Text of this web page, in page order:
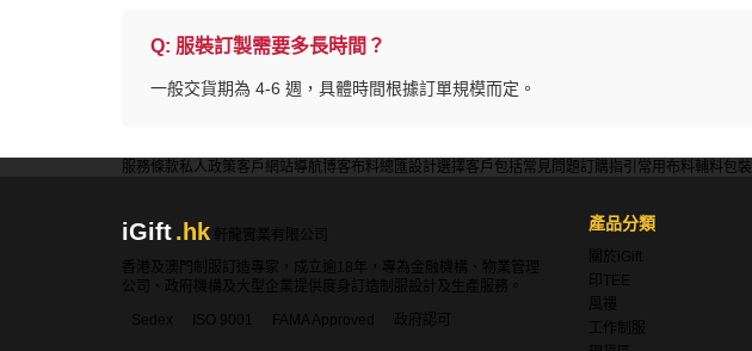
Q: 服裝訂製需要多長時間？
一般交貨期為 4-6 週，具體時間根據訂單規模而定。
服務條款私人政策客戶 網站導航博客布料總匯設計選擇客戶包括常見問題訂購指引 常用布料輔料包裝
iGift.hk
軒龍實業有限公司
香港及澳門制服訂造專家，成立逾18年，專為金融機構、物業管理
公司、政府機構及大型企業提供度身訂造制服設計及生產服務。
Sedex
ISO 9001 FAMA Approved 政府認可
產品分類
關於iGift
印TEE
風褸
工作制服